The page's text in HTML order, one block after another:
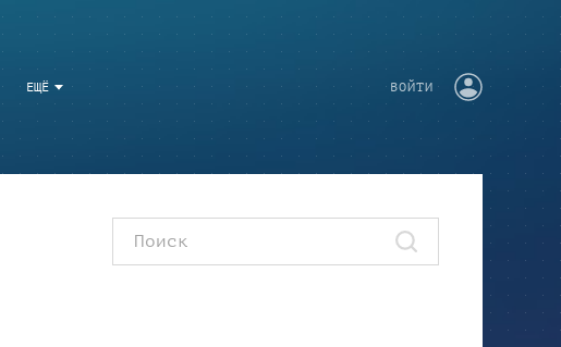
ЕЩЁ ВОЙТИ